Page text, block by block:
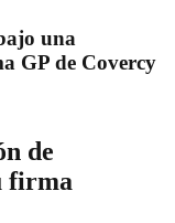
una
GP de Covercy
de
firma